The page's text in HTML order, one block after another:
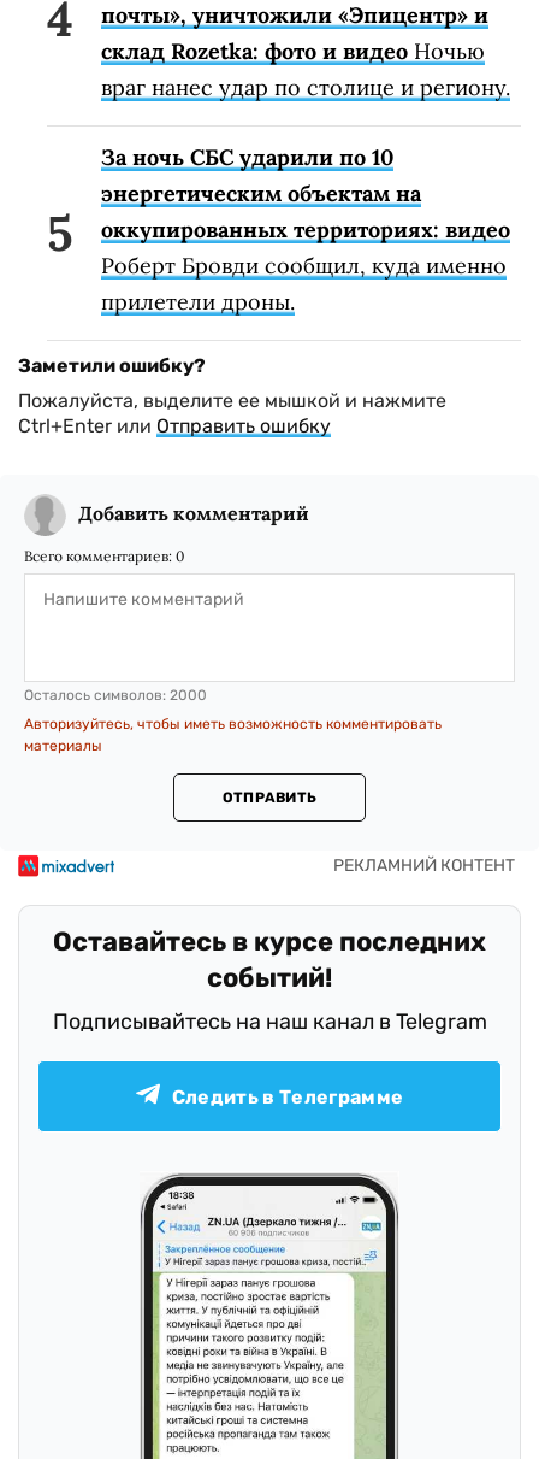
почты», уничтожили «Эпицентр» и
склад Rozetka: фото и видео Ночью
враг нанес удар по столице и региону.
За ночь СБС ударили по 10
энергетическим объектам на
оккупированных территориях: видео
Роберт Бровди сообщил, куда именно
прилетели дроны.
Заметили ошибку?
Пожалуйста, выделите ее мышкой и нажмите
Ctrl+Enter или Отправить ошибку
Добавить комментарий
Всего комментариев: 0
Осталось символов: 2000
Авторизуйтесь, чтобы иметь возможность комментировать
материалы
ОТПРАВИТЬ
Оставайтесь в курсе последних
событий!
Подписывайтесь на наш канал в Telegram
Следить в Телеграмме